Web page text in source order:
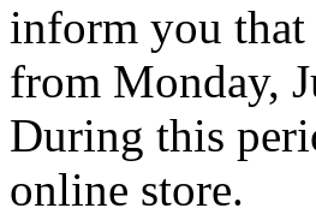
inform you
from Monday,
During this
online store.